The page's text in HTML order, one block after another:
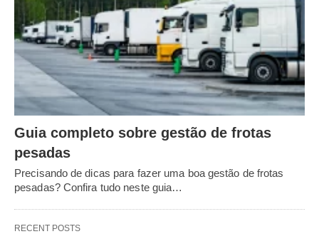
Guia completo sobre gestão de frotas
pesadas
Precisando de dicas para fazer uma boa gestão de frotas
pesadas? Confira tudo neste guia…
RECENT POSTS